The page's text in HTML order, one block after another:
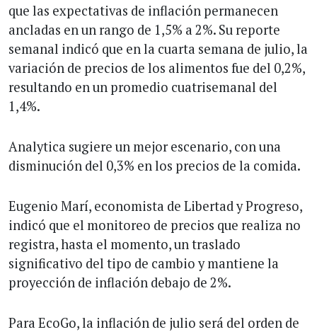
que las expectativas de inflación permanecen
ancladas en un rango de 1,5% a 2%. Su reporte
semanal indicó que en la cuarta semana de julio, la
variación de precios de los alimentos fue del 0,2%,
resultando en un promedio cuatrisemanal del
1,4%.
Analytica sugiere un mejor escenario, con una
disminución del 0,3% en los precios de la comida.
Eugenio Marí, economista de Libertad y Progreso,
indicó que el monitoreo de precios que realiza no
registra, hasta el momento, un traslado
significativo del tipo de cambio y mantiene la
proyección de inflación debajo de 2%.
Para EcoGo, la inflación de julio será del orden de